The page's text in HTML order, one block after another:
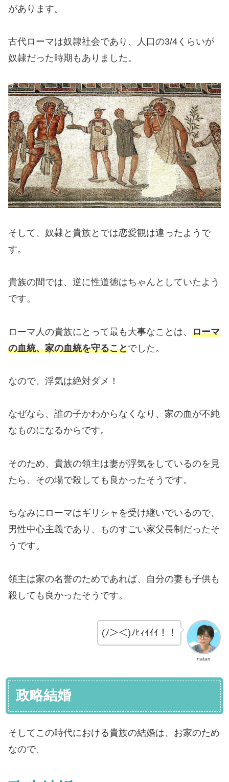
があります。
古代ローマは奴隷社会であり、人口の3/4くらいが
奴隷だった時期もありました。
そして、奴隷と貴族とでは恋愛観は違ったようで
す。
貴族の間では、逆に性道徳はちゃんとしていたよう
です。
ローマ人の貴族にとって最も大事なことは、 ローマ
の血統、家の血統を守ることでした。
なので、浮気は絶対ダメ！
なぜなら、誰の子かわからなくなり、家の血が不純
なものになるからです。
そのため、貴族の領主は妻が浮気をしているのを見
たら、その場で殺しても良かったそうです。
ちなみにローマはギリシャを受け継いでいるので、
男性中心主義であり、ものすごい家父長制だったそ
うです。
領主は家の名誉のためであれば、自分の妻も子供も
殺しても良かったそうです。
natan
(ﾉ＞＜)ﾉﾋｨｲｲｲ！！
政略結婚
そしてこの時代における貴族の結婚は、お家のため
なので、